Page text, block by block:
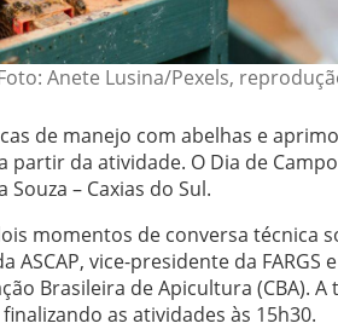
Anete Lusina/Pexels,
de manejo com abelhas e
da atividade. O Dia de Campo
– Caxias do Sul.
momentos de conversa técnica
vice-presidente da FARGS e
Brasileira de Apicultura (CBA). A
as atividades às 15h30.